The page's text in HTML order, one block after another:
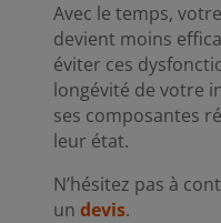
Avec le temps,
devient moins
éviter ces
longévité de votre
ses composantes
leur état.
N’hésitez pas à
undevis.